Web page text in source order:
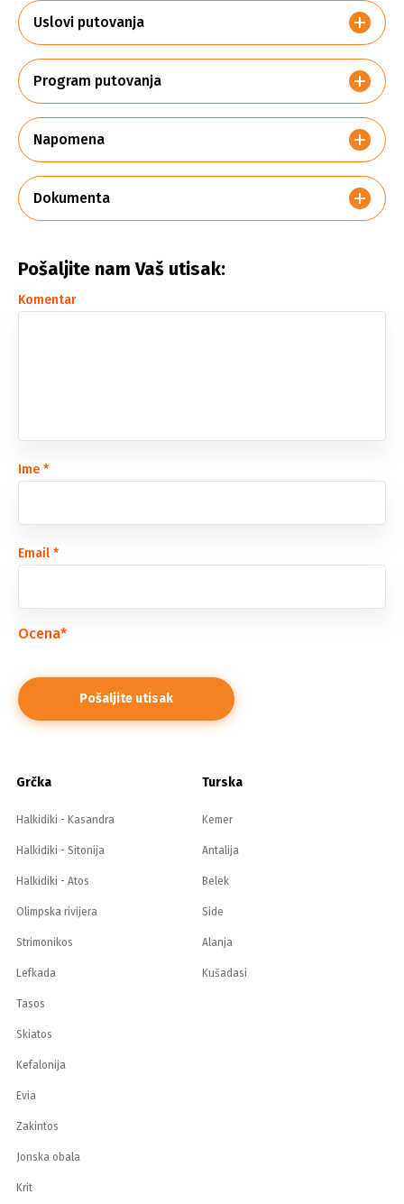
Uslovi putovanja
Program putovanja
Napomena
Dokumenta
Pošaljite nam Vaš utisak:
Komentar
Ime *
Email *
Ocena*
Grčka
Halkidiki - Kasandra
Halkidiki - Sitonija
Halkidiki - Atos
Olimpska rivijera
Strimonikos
Lefkada
Tasos
Skiatos
Kefalonija
Evia
Zakintos
Jonska obala
Krit
Turska
Kemer
Antalija
Belek
Side
Alanja
Kušadasi